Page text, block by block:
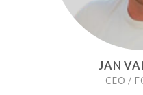
JAN
CEO /